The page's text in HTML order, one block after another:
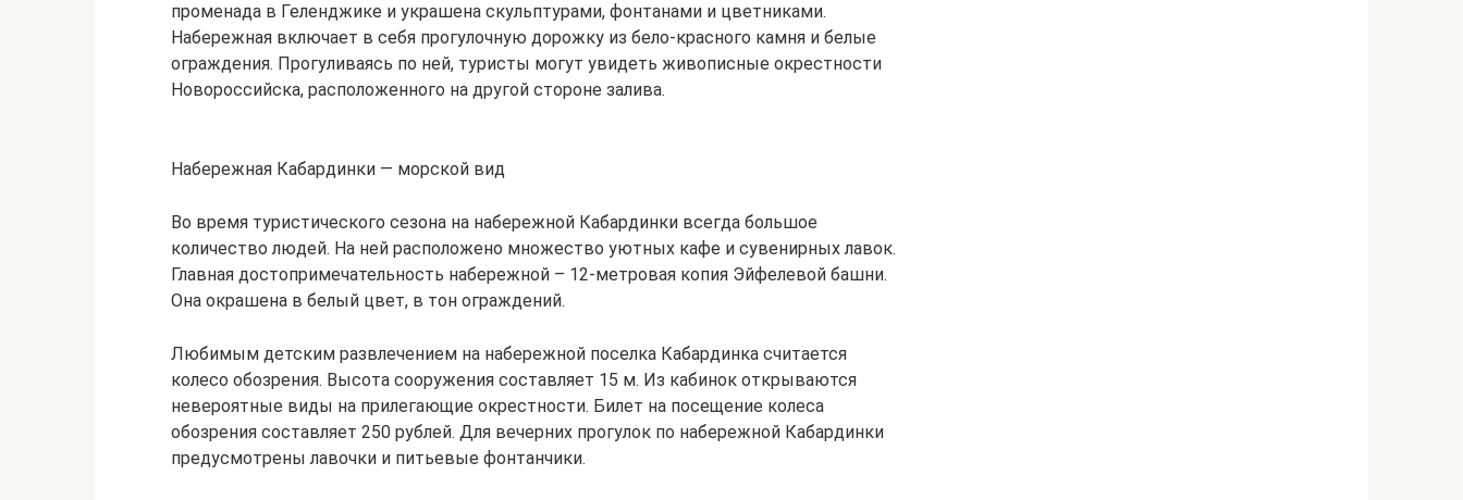
променада в Геленджике и украшена скульптурами, фонтанами и цветниками.
Набережная включает в себя прогулочную дорожку из бело-красного камня и белые
ограждения. Прогуливаясь по ней, туристы могут увидеть живописные окрестности
Новороссийска, расположенного на другой стороне залива.
Набережная Кабардинки — морской вид
Во время туристического сезона на набережной Кабардинки всегда большое
количество людей. На ней расположено множество уютных кафе и сувенирных лавок.
Главная достопримечательность набережной – 12-метровая копия Эйфелевой башни.
Она окрашена в белый цвет, в тон ограждений.
Любимым детским развлечением на набережной поселка Кабардинка считается
колесо обозрения. Высота сооружения составляет 15 м. Из кабинок открываются
невероятные виды на прилегающие окрестности. Билет на посещение колеса
обозрения составляет 250 рублей. Для вечерних прогулок по набережной Кабардинки
предусмотрены лавочки и питьевые фонтанчики.